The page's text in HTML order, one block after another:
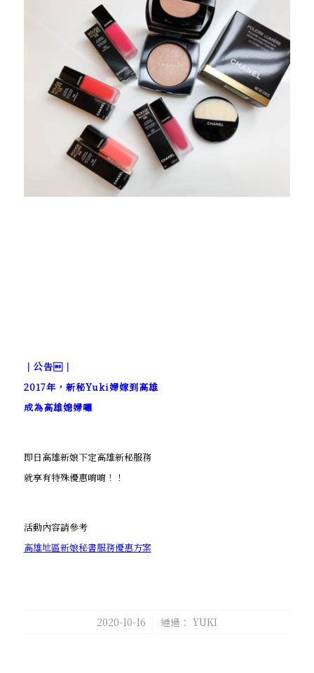
｜公告｜
2017年，新秘Yuki婦嫁到高雄
成為高雄媳婦囉
即日高雄新娘下定高雄新秘服務
就享有特殊優惠唷唷！！
活動內容請參考
高雄地區新娘秘書服務優惠方案
2020-10-16
/ 通過： YUKI